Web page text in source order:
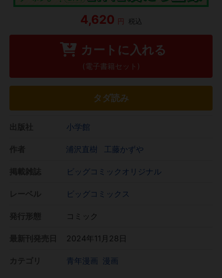
4,620 円 税込
カートに入れる
(電子書籍セット)
タダ読み
小学館
浦沢直樹 工藤かずや
ビッグコミックオリジナル
ビッグコミックス
コミック
2024年11月28日
青年漫画 漫画